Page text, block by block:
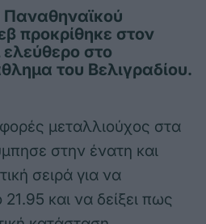
Παναθηναϊκού
προκρίθηκε στον
ελεύθερο στο
του Βελιγραδίου.
μεταλλιούχος στα
στην ένατη και
σειρά για να
και να δείξει πως